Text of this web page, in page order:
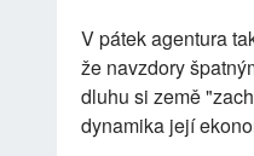
V pátek agentura
že navzdory
dluhu si země
dynamika její